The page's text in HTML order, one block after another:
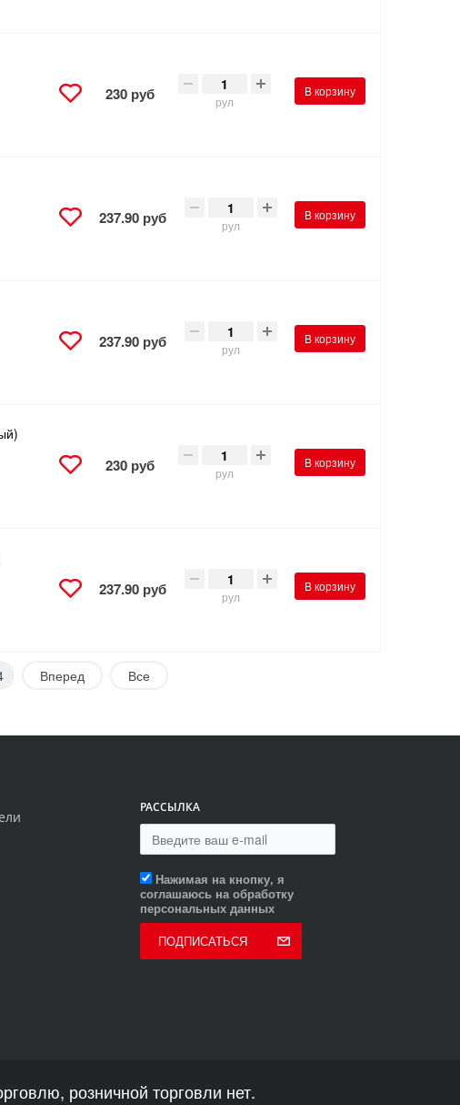
230 руб рул
В корзину
237.90 руб рул
В корзину
237.90 руб рул
В корзину
230 руб рул
В корзину
237.90 руб рул
В корзину
Вперед Все
РАССЫЛКА
Нажимая на кнопку, я
соглашаюсь на обработку
персональных данных
ПОДПИСАТЬСЯ
розничной торговли нет.